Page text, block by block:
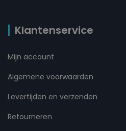
Klantenservice
Mijn account
Algemene voorwaarden
Levertijden en verzenden
Retourneren